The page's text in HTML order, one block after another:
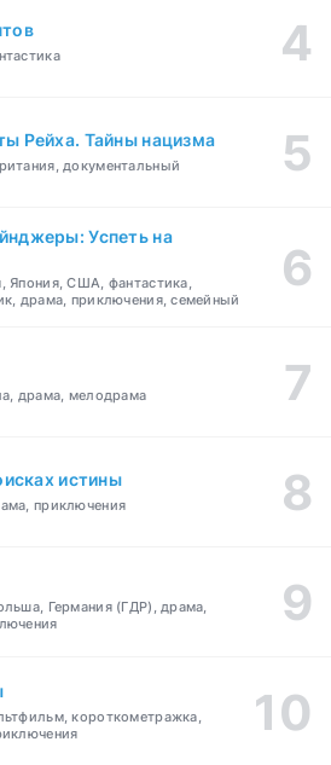
Рейха. Тайны нацизма
документальный
Успеть на
Япония, США, фантастика,
драма, приключения, семейный
драма, мелодрама
истины
приключения
Германия (ГДР), драма,
короткометражка,